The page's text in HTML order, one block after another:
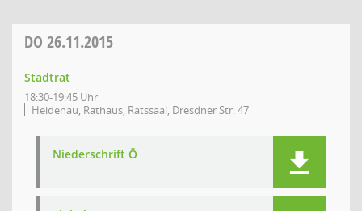
DO 26.11.2015
Stadtrat
18:30-19:45 Uhr
Heidenau, Rathaus, Ratssaal, Dresdner Str. 47
Niederschrift Ö